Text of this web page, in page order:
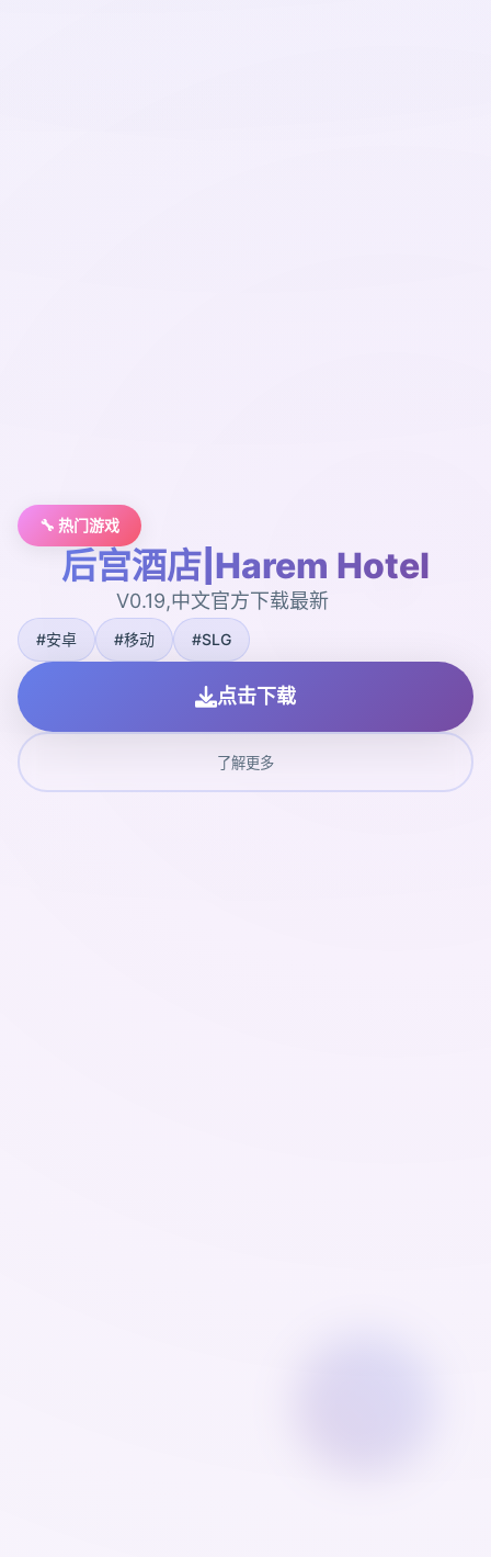
🔧 热门游戏
后宫酒店|Harem Hotel
V0.19,中文官方下载最新
#安卓 #移动 #SLG
点击下载
了解更多